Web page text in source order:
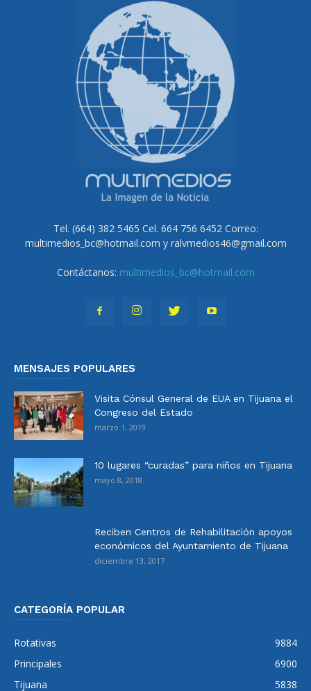
Tel. (664) 382 5465 Cel. 664 756 6452 Correo:
multimedios_bc@hotmail.com y ralvmedios46@gmail.com
Contáctanos: multimedios_bc@hotmail.com
MENSAJES POPULARES
Visita Cónsul General de EUA en Tijuana el
Congreso del Estado
marzo 1, 2019
10 lugares “curadas” para niños en Tijuana
mayo 8, 2018
Reciben Centros de Rehabilitación apoyos
económicos del Ayuntamiento de Tijuana
diciembre 13, 2017
CATEGORÍA POPULAR
Rotativas
9884
Principales
6900
Tijuana
5838